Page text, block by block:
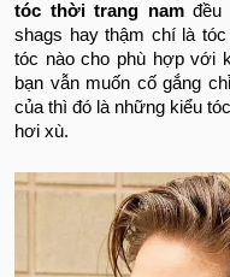
tóc thời trang namđều
shags hay thậm chí là
tóc nào cho phù hợp với
bạn vẫn muốn cố gắng
của thì đó là những kiểu
hơi xù.